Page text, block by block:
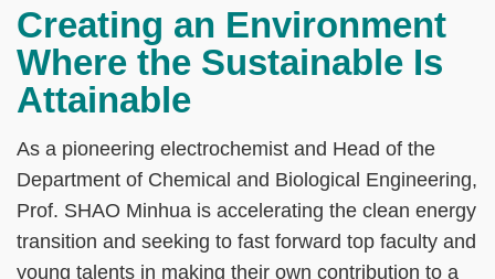
Creating an Environment
Where the Sustainable Is
Attainable
As a pioneering electrochemist and Head of the
Department of Chemical and Biological Engineering,
Prof. SHAO Minhua is accelerating the clean energy
transition and seeking to fast forward top faculty and
young talents in making their own contribution to a